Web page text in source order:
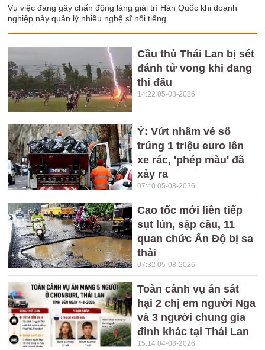
Vụ việc đang gây chấn động làng giải trí Hàn Quốc khi doanh
nghiệp này quản lý nhiều nghệ sĩ nổi tiếng.
Cầu thủ Thái Lan bị sét
đánh tử vong khi đang
thi đấu
14:22 05-08-2026
Ý: Vứt nhầm vé số
trúng 1 triệu euro lên
xe rác, 'phép màu' đã
xảy ra
07:40 05-08-2026
Cao tốc mới liên tiếp
sụt lún, sập cầu, 11
quan chức Ấn Độ bị sa
thải
07:32 05-08-2026
Toàn cảnh vụ án sát
hại 2 chị em người Nga
và 3 người chung gia
đình khác tại Thái Lan
15:14 04-08-2026